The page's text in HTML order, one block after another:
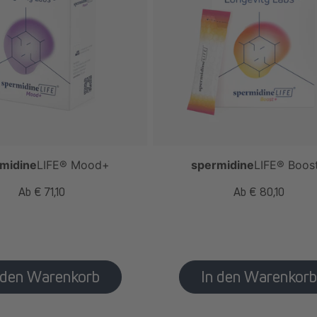
LIFE® Mood+
Normaler
Ab € 71,10
spermidineLIFE®
Normaler
Ab € 80,10